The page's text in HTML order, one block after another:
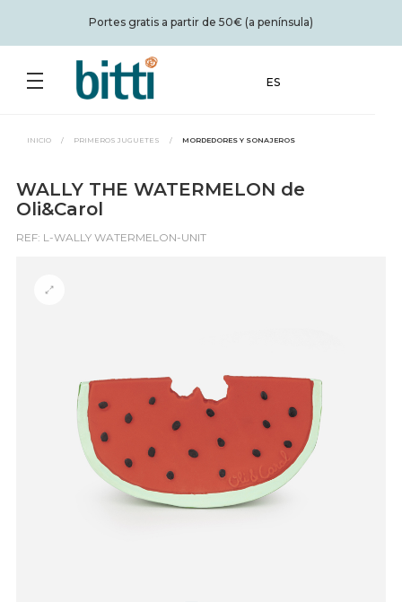
Portes gratis a partir de 50€ (a península)
ES
INICIO / PRIMEROS JUGUETES / MORDEDORES Y SONAJEROS
WALLY THE WATERMELON de
Oli&Carol
REF: L-WALLY WATERMELON-UNIT